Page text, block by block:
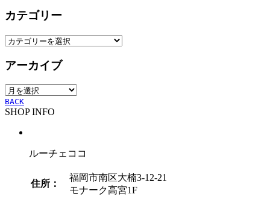
カテゴリー
カ
ゴ
ー
アーカイブ
ア
ー
カ
BACK
SHOP INFO
ルーチェココ
住所：
福岡市南区大楠3-12-21
モナーク高宮1F